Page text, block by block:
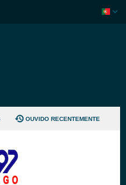
OUVIDO RECENTEMENTE